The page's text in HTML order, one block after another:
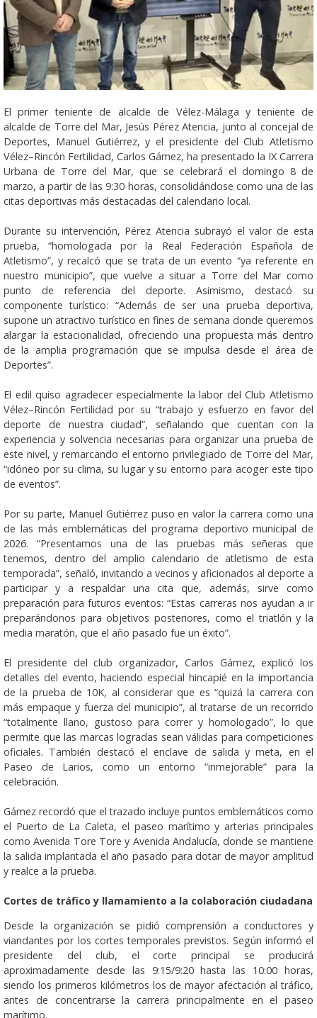
El primer teniente de alcalde de Vélez-Málaga y teniente de
alcalde de Torre del Mar, Jesús Pérez Atencia, junto al concejal de
Deportes, Manuel Gutiérrez, y el presidente del Club Atletismo
Vélez–Rincón Fertilidad, Carlos Gámez, ha presentado la IX Carrera
Urbana de Torre del Mar, que se celebrará el domingo 8 de
marzo, a partir de las 9:30 horas, consolidándose como una de las
citas deportivas más destacadas del calendario local.
Durante su intervención, Pérez Atencia subrayó el valor de esta
prueba, “homologada por la Real Federación Española de
Atletismo”, y recalcó que se trata de un evento “ya referente en
nuestro municipio”, que vuelve a situar a Torre del Mar como
punto de referencia del deporte. Asimismo, destacó su
componente turístico: “Además de ser una prueba deportiva,
supone un atractivo turístico en fines de semana donde queremos
alargar la estacionalidad, ofreciendo una propuesta más dentro
de la amplia programación que se impulsa desde el área de
Deportes”.
El edil quiso agradecer especialmente la labor del Club Atletismo
Vélez–Rincón Fertilidad por su “trabajo y esfuerzo en favor del
deporte de nuestra ciudad”, señalando que cuentan con la
experiencia y solvencia necesarias para organizar una prueba de
este nivel, y remarcando el entorno privilegiado de Torre del Mar,
“idóneo por su clima, su lugar y su entorno para acoger este tipo
de eventos”.
Por su parte, Manuel Gutiérrez puso en valor la carrera como una
de las más emblemáticas del programa deportivo municipal de
2026. “Presentamos una de las pruebas más señeras que
tenemos, dentro del amplio calendario de atletismo de esta
temporada”, señaló, invitando a vecinos y aficionados al deporte a
participar y a respaldar una cita que, además, sirve como
preparación para futuros eventos: “Estas carreras nos ayudan a ir
preparándonos para objetivos posteriores, como el triatlón y la
media maratón, que el año pasado fue un éxito”.
El presidente del club organizador, Carlos Gámez, explicó los
detalles del evento, haciendo especial hincapié en la importancia
de la prueba de 10K, al considerar que es “quizá la carrera con
más empaque y fuerza del municipio”, al tratarse de un recorrido
“totalmente llano, gustoso para correr y homologado”, lo que
permite que las marcas logradas sean válidas para competiciones
oficiales. También destacó el enclave de salida y meta, en el
Paseo de Larios, como un entorno “inmejorable” para la
celebración.
Gámez recordó que el trazado incluye puntos emblemáticos como
el Puerto de La Caleta, el paseo marítimo y arterias principales
como Avenida Tore Tore y Avenida Andalucía, donde se mantiene
la salida implantada el año pasado para dotar de mayor amplitud
y realce a la prueba.
Cortes de tráfico y llamamiento a la colaboración ciudadana
Desde la organización se pidió comprensión a conductores y
viandantes por los cortes temporales previstos. Según informó el
presidente del club, el corte principal se producirá
aproximadamente desde las 9:15/9:20 hasta las 10:00 horas,
siendo los primeros kilómetros los de mayor afectación al tráfico,
antes de concentrarse la carrera principalmente en el paseo
marítimo.